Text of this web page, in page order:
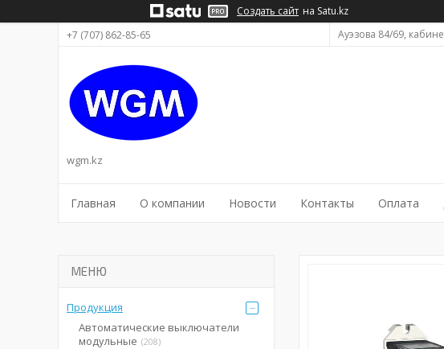
Создать сайт на Satu.kz
+7 (707) 862-85-65
Ауэзова 84/69,
wgm.kz
Главная О компании Новости Контакты Оплата
Продукция
Автоматические выключатели
модульные 208